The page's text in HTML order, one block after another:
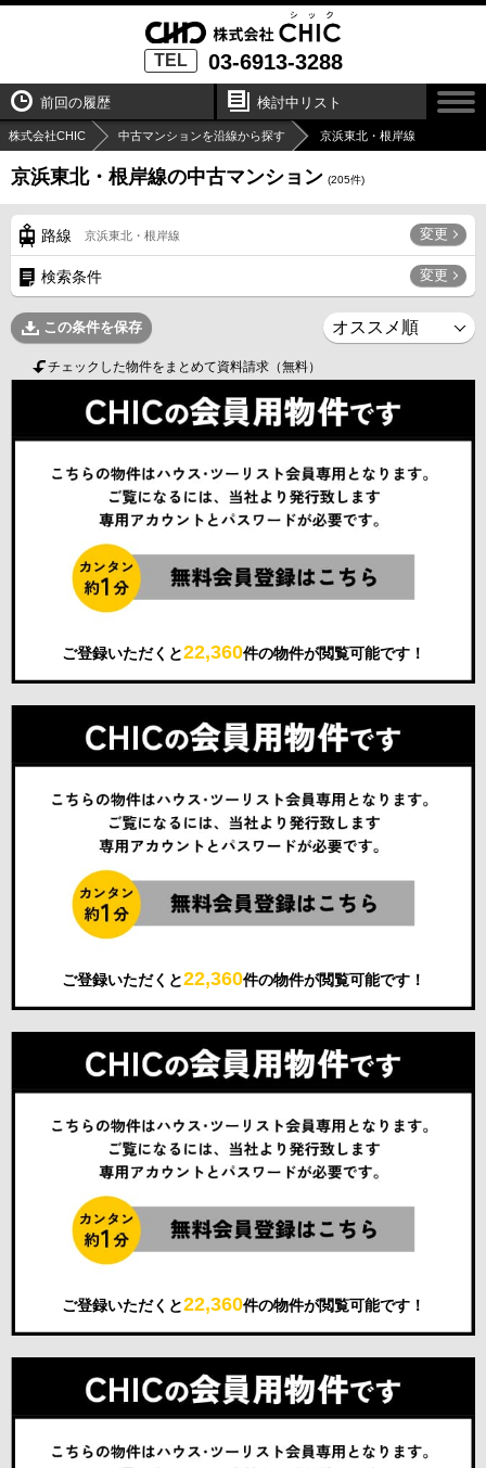
TEL 03-6913-3288
前回の履歴 検討中リスト
株式会社CHIC 中古マンションを沿線から探す 京浜東北・根岸線
京浜東北・根岸線の中古マンション (205件)
路線 京浜東北・根岸線 変更
検索条件 変更
この条件を保存
チェックした物件をまとめて資料請求（無料）
ご登録いただくと22,360件の物件が閲覧可能です！
ご登録いただくと22,360件の物件が閲覧可能です！
ご登録いただくと22,360件の物件が閲覧可能です！